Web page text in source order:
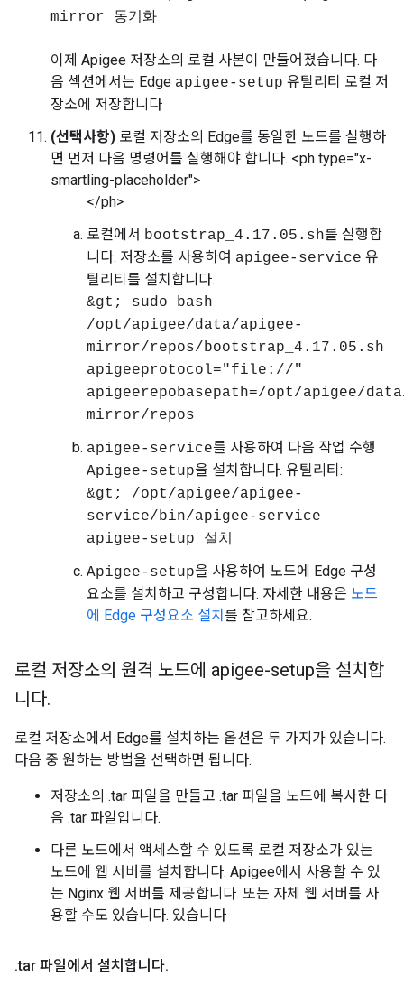
mirror 동기화
이제 Apigee 저장소의 로컬 사본이 만들어졌습니다. 다
음 섹션에서는 Edge apigee-setup 유틸리티 로컬 저
장소에 저장합니다
(선택사항) 로컬 저장소의 Edge를 동일한 노드를 실행하
면 먼저 다음 명령어를 실행해야 합니다. <ph type="x-
smartling-placeholder">
</ph>
로컬에서 bootstrap_4.17.05.sh를 실행합
니다. 저장소를 사용하여 apigee-service 유
틸리티를 설치합니다.
&gt; sudo bash
/opt/apigee/data/apigee-
mirror/repos/bootstrap_4.17.05.sh
apigeeprotocol="file://"
apigeerepobasepath=/opt/apigee/
mirror/repos
apigee-service를 사용하여 다음 작업 수행
Apigee-setup을 설치합니다. 유틸리티:
&gt; /opt/apigee/apigee-
service/bin/apigee-service
apigee-setup 설치
Apigee-setup을 사용하여 노드에 Edge 구성
요소를 설치하고 구성합니다. 자세한 내용은 노드
에 Edge 구성요소 설치 를 참고하세요.
로컬 저장소의 원격 노드에 apigee-setup을 설치합
니다.
로컬 저장소에서 Edge를 설치하는 옵션은 두 가지가 있습니다.
다음 중 원하는 방법을 선택하면 됩니다.
저장소의 .tar 파일을 만들고 .tar 파일을 노드에 복사한 다
음 .tar 파일입니다.
다른 노드에서 액세스할 수 있도록 로컬 저장소가 있는
노드에 웹 서버를 설치합니다. Apigee에서 사용할 수 있
는 Nginx 웹 서버를 제공합니다. 또는 자체 웹 서버를 사
용할 수도 있습니다. 있습니다
.tar 파일에서 설치합니다.